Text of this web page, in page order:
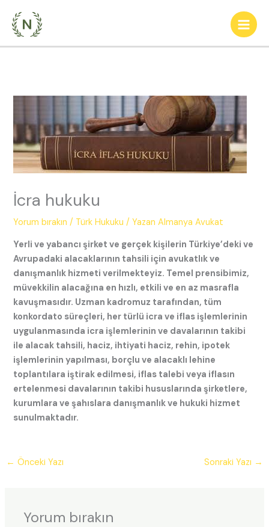
atla
İcra hukuku
Yorum bırakın / Türk Hukuku / Yazan Almanya Avukat
Yerli ve yabancı şirket ve gerçek kişilerin Türkiye’deki ve
Avrupadaki alacaklarının tahsili için avukatlık ve
danışmanlık hizmeti verilmekteyiz. Temel prensibimiz,
müvekkilin alacağına en hızlı, etkili ve en az masrafla
kavuşmasıdır. Uzman kadromuz tarafından, tüm
konkordato süreçleri, her türlü icra ve iflas işlemlerinin
uygulanmasında icra işlemlerinin ve davalarının takibi
ile alacak tahsili, haciz, ihtiyati haciz, rehin, ipotek
işlemlerinin yapılması, borçlu ve alacaklı lehine
toplantılara iştirak edilmesi, iflas talebi veya iflasın
ertelenmesi davalarının takibi hususlarında şirketlere,
kurumlara ve şahıslara danışmanlık ve hukuki hizmet
sunulmaktadır.
← Önceki Yazı Sonraki Yazı →
Yorum bırakın